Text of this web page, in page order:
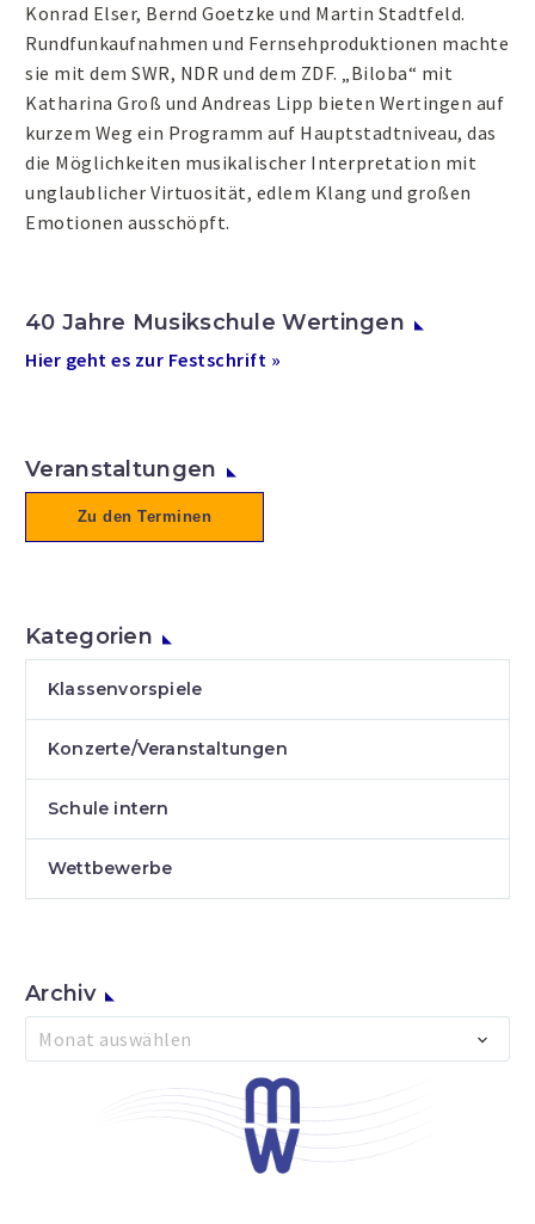
Konrad Elser, Bernd Goetzke und Martin Stadtfeld.
Rundfunkaufnahmen und Fernsehproduktionen machte
sie mit dem SWR, NDR und dem ZDF. „Biloba“ mit
Katharina Groß und Andreas Lipp bieten Wertingen auf
kurzem Weg ein Programm auf Hauptstadtniveau, das
die Möglichkeiten musikalischer Interpretation mit
unglaublicher Virtuosität, edlem Klang und großen
Emotionen ausschöpft.
40 Jahre Musikschule Wertingen
Hier geht es zur Festschrift »
Veranstaltungen
Zu den Terminen
Kategorien
Klassenvorspiele
Konzerte/Veranstaltungen
Schule intern
Wettbewerbe
Archiv
Archiv
Monat auswählen